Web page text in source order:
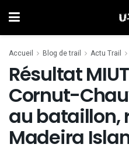
Accueil Blog de trail Actu Trail
Résultat
Cornut-
au bataillon,
Madeira